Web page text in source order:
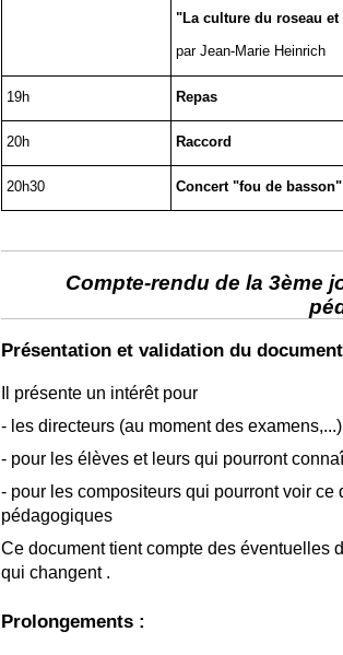
"La culture du roseau
par Jean-Marie Heinrich
19h Repas
20h Raccord
20h30 Concert "fou de basson"
Compte-rendu de la 3ème
Présentation et validation du
Il présente un intérêt pour
- les directeurs (au moment des examens,...)
- pour les élèves et leurs qui pourront
- pour les compositeurs qui pourront voir
pédagogiques
Ce document tient compte des éventuelles
qui changent .
Prolongements :